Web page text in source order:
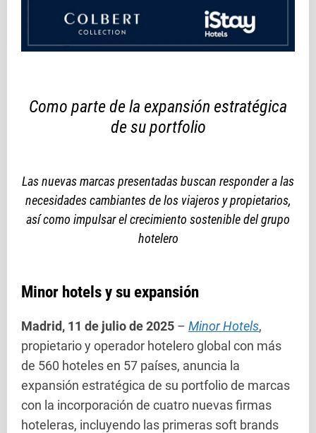
Como parte de la expansión estratégica
de su portfolio
Las nuevas marcas presentadas buscan responder a las
necesidades cambiantes de los viajeros y propietarios,
así como impulsar el crecimiento sostenible del grupo
hotelero
Minor hotels y su expansión
Madrid, 11 de julio de 2025 – Minor Hotels,
propietario y operador hotelero global con más
de 560 hoteles en 57 países, anuncia la
expansión estratégica de su portfolio de marcas
con la incorporación de cuatro nuevas firmas
hoteleras, incluyendo las primeras soft brands